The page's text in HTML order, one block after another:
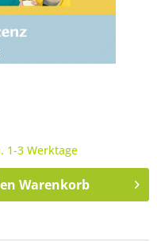
1-3 Werktage
Warenkorb